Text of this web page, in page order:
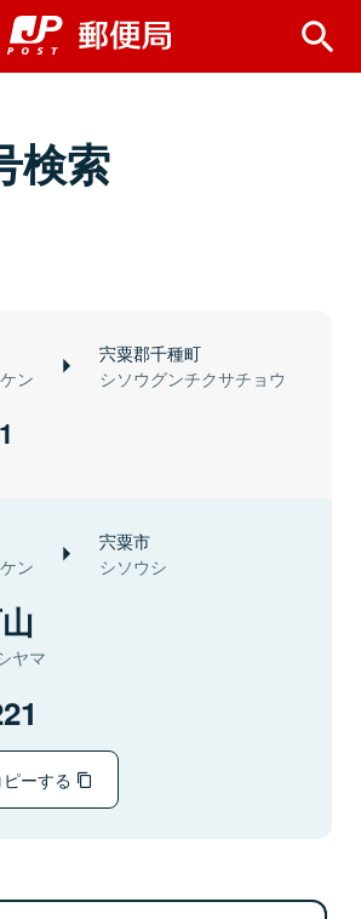
検索
ン
宍粟郡千種町
シソウグンチクサチョウ
ン
宍粟市
シソウシ
ヤマ
ーする